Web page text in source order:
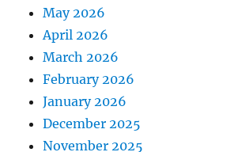
May 2026
April 2026
March 2026
February 2026
January 2026
December 2025
November 2025